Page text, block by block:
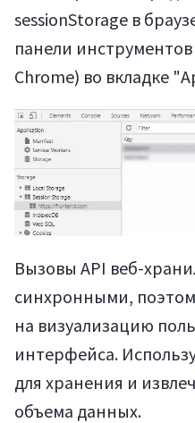
sessionStorage в
панели
Chrome) во вкладке
Вызовы API веб-
синхронными,
на визуализацию
интерфейса.
для хранения и
объема данных.